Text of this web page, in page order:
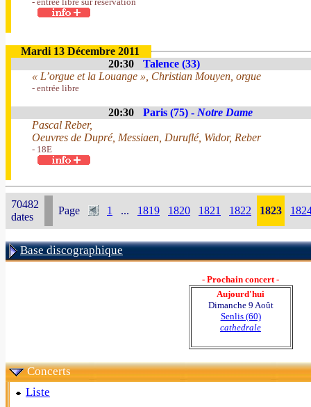
Mardi 13 Décembre 2011
20:30
Talence (33)
« L’orgue et la Louange », Christian Mouyen, orgue
- entrée libre
20:30 Paris (75) - Notre Dame
Pascal Reber,
Oeuvres de Dupré, Messiaen, Duruflé, Widor, Reber
- 18E
70482
dates
Page 1 ... 1819 1820 1821 1822 1823
Base discographique
- Prochain concert -
Aujourd'hui
Dimanche 9 Août
Senlis (60)
cathedrale
Concerts
Liste